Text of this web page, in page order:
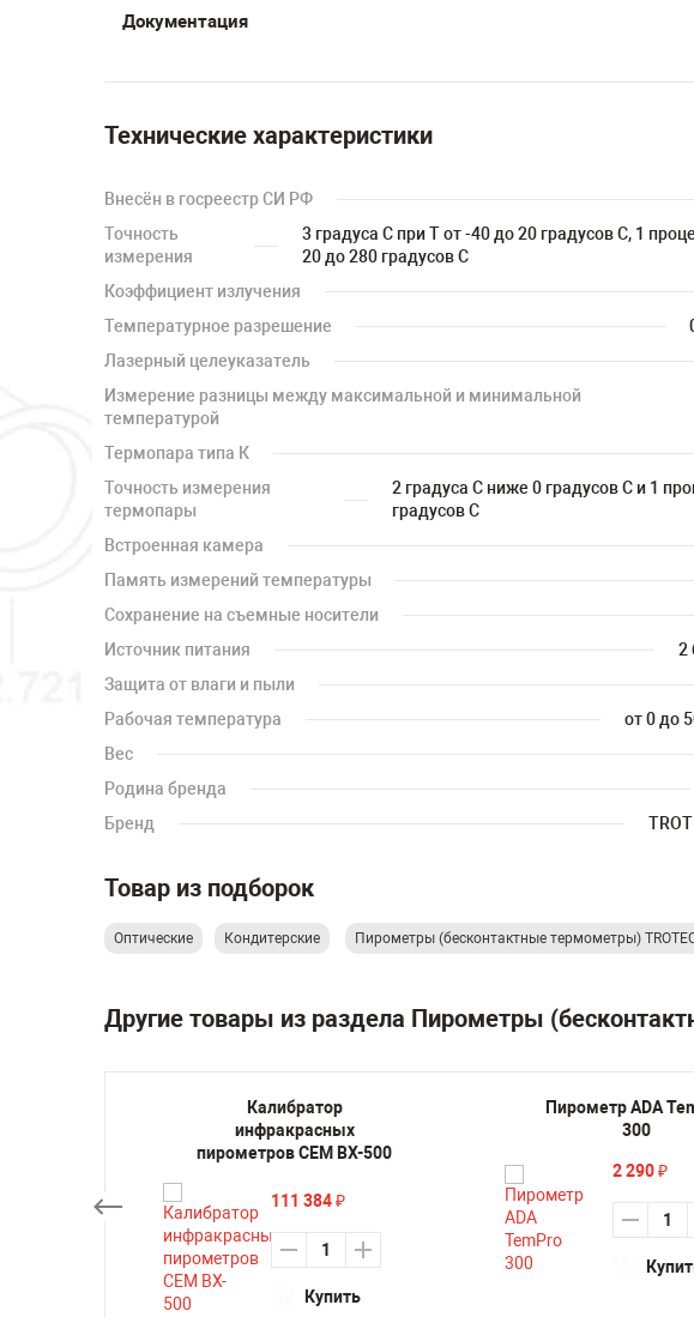
Документация
Технические характеристики
Внесён в госреестр СИ РФ
Точность
измерения
3 градуса С при T от -40 до 20 градусов С, 1
20 до 280 градусов С
Коэффициент излучения
Температурное разрешение
Лазерный целеуказатель
Измерение разницы между максимальной и минимальной
температурой
Термопара типа К
Точность измерения
термопары
2 градуса С ниже 0 градусов С и 1
градусов С
Встроенная камера
Память измерений температуры
Сохранение на съемные носители
Источник питания
2
Защита от влаги и пыли
Рабочая температура
от 0 до
Вес
Родина бренда
Бренд
Товар из подборок
Оптические Кондитерские Пирометры (бесконтактные термометры)
Другие товары из раздела Пирометры
Калибратор
инфракрасных
пирометров CEM BX-500
111 384 ₽
Купить
Пирометр ADA
300
2 290 ₽